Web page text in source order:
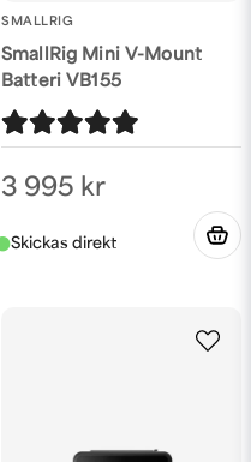
SMALLRIG
SmallRig Mini V-Mount
Batteri VB155
3 995 kr